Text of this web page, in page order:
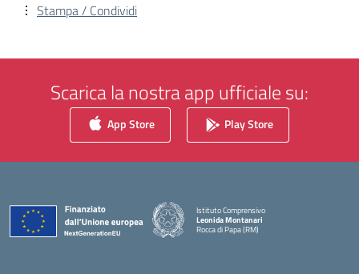
Stampa / Condividi
Scarica la nostra app ufficiale su:
App Store Play Store
Istituto Comprensivo
Leonida Montanari
Rocca di Papa (RM)
— Visita la pagina iniziale della scuola